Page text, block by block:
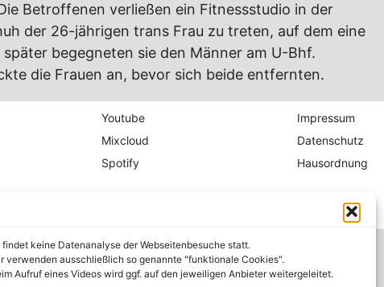
findet keine Datenanalyse der Webseitenbesuche statt.
verwenden ausschließlich so genannte "funktionale Cookies".
Aufruf eines Videos wird ggf. auf den jeweiligen Anbieter weitergeleitet.
Betroffenen verließen ein Fitnessstudio in der
der 26-jährigen trans Frau zu treten, auf dem eine
begegneten sie den Männer am U-Bhf.
die Frauen an, bevor sich beide entfernten.
Youtube
Mixcloud
Spotify
Impressum
Datenschutz
Hausordnung